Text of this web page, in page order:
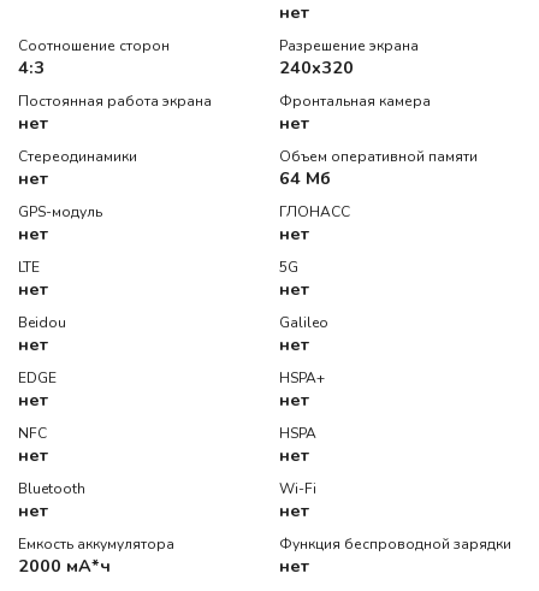
нет
Соотношение сторон
4:3
Разрешение экрана
240x320
Постоянная работа экрана
нет
Фронтальная камера
нет
Стереодинамики
нет
Объем оперативной памяти
64 Мб
GPS-модуль
нет
ГЛОНАСС
нет
LTE
нет
5G
нет
Beidou
нет
Galileo
нет
EDGE
нет
HSPA+
нет
NFC
нет
HSPA
нет
Bluetooth
нет
Wi-Fi
нет
Емкость аккумулятора
2000 мА*ч
Функция беспроводной зарядки
нет